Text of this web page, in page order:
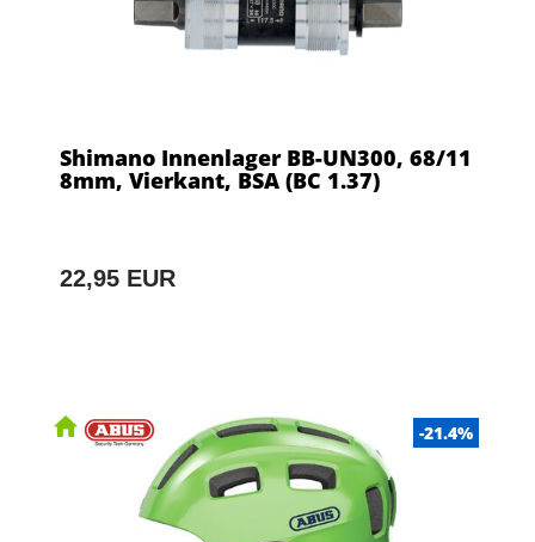
Shimano Innenlager BB-UN300, 68/11
8mm, Vierkant, BSA (BC 1.37)
22,95 EUR
-21.4%